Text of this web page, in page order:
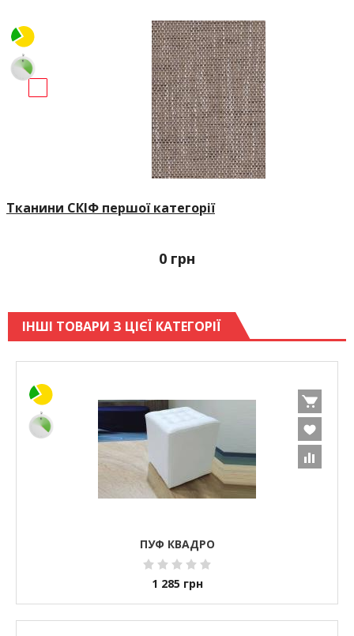
Тканини СКІФ першої категорії
0 грн
ІНШІ ТОВАРИ З ЦІЄЇ КАТЕГОРІЇ
ПУФ КВАДРО
1 285 грн